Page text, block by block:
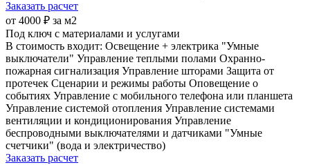
Заказать расчет
от 4000 ₽ за м2
Под ключ с материалами и услугами
В стоимость входит: Освещение + электрика "Умные
выключатели" Управление теплыми полами Охранно-
пожарная сигнализация Управление шторами Защита от
протечек Сценарии и режимы работы Оповещение о
событиях Управление с мобильного телефона или планшета
Управление системой отопления Управление системами
вентиляции и кондиционирования Управление
беспроводными выключателями и датчиками "Умные
счетчики" (вода и электричество)
Заказать расчет